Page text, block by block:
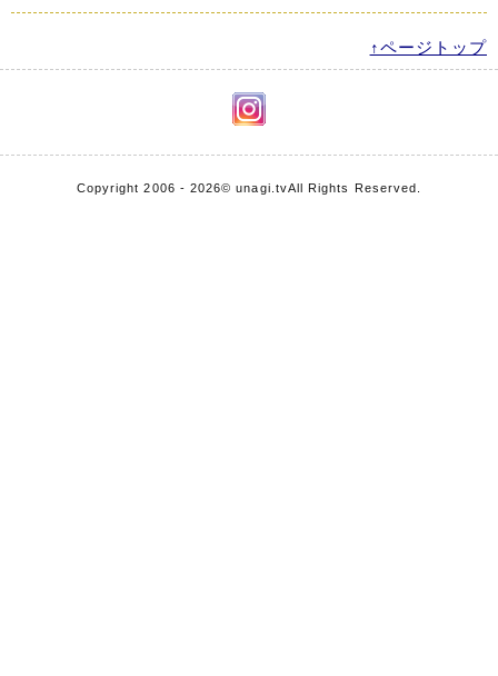
↑ページトップ
Copyright 2006 - 2026© unagi.tvAll Rights Reserved.